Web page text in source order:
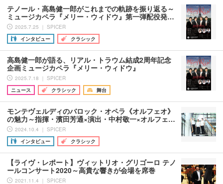
テノール・高島健一郎がこれまでの軌跡を振り返る～
ミュージカペラ『メリー・ウィドウ』第一弾配役発…
2025.7.25 ｜ SPICER
インタビュー
クラシック
高島健一郎が語る、リアル・トラウム結成2周年記念
企画ミュージカペラ『メリー・ウィドウ』
2025.7.18 ｜ SPICER
ニュース
クラシック 舞台
モンテヴェルディのバロック・オペラ《オルフェオ》
の魅力～指揮・濱田芳通×演出・中村敬一×オルフェ…
2024.10.4 ｜ SPICER
インタビュー
クラシック
【ライヴ・レポート】ヴィットリオ・グリゴーロ テノ
ールコンサート2020～高貴な響きが会場を席巻
2021.11.4 ｜ SPICER